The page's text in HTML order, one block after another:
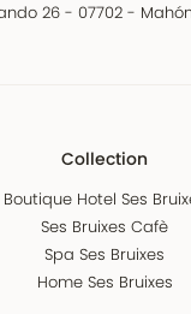
26 - 07702 -
Collection
Boutique Hotel Ses
Ses Bruixes Cafè
Spa Ses Bruixes
Home Ses Bruixes